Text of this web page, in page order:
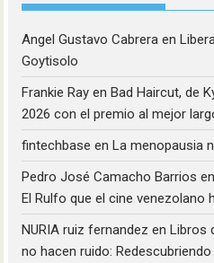
Angel Gustavo Cabrera en
Goytisolo
Frankie Ray enBad Haircut, de
2026 con el premio al mejor
fintechbase enLa menopausia
Pedro José Camacho Barrios
El Rulfo que el cine venezolano
NURIA ruiz fernandez enLibros
no hacen ruido: Redescubriendo